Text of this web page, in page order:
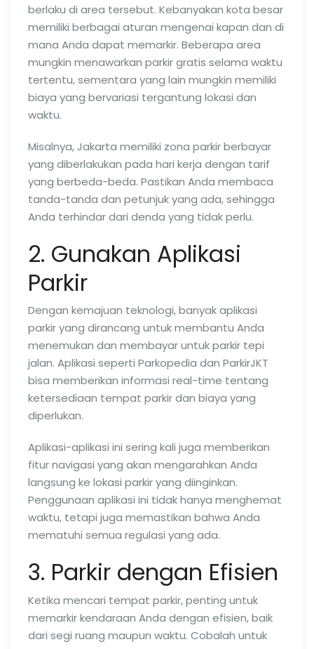
berlaku di area tersebut. Kebanyakan kota besar
memiliki berbagai aturan mengenai kapan dan di
mana Anda dapat memarkir. Beberapa area
mungkin menawarkan parkir gratis selama waktu
tertentu, sementara yang lain mungkin memiliki
biaya yang bervariasi tergantung lokasi dan
waktu.
Misalnya, Jakarta memiliki zona parkir berbayar
yang diberlakukan pada hari kerja dengan tarif
yang berbeda-beda. Pastikan Anda membaca
tanda-tanda dan petunjuk yang ada, sehingga
Anda terhindar dari denda yang tidak perlu.
2. Gunakan Aplikasi
Parkir
Dengan kemajuan teknologi, banyak aplikasi
parkir yang dirancang untuk membantu Anda
menemukan dan membayar untuk parkir tepi
jalan. Aplikasi seperti Parkopedia dan ParkirJKT
bisa memberikan informasi real-time tentang
ketersediaan tempat parkir dan biaya yang
diperlukan.
Aplikasi-aplikasi ini sering kali juga memberikan
fitur navigasi yang akan mengarahkan Anda
langsung ke lokasi parkir yang diinginkan.
Penggunaan aplikasi ini tidak hanya menghemat
waktu, tetapi juga memastikan bahwa Anda
mematuhi semua regulasi yang ada.
3. Parkir dengan Efisien
Ketika mencari tempat parkir, penting untuk
memarkir kendaraan Anda dengan efisien, baik
dari segi ruang maupun waktu. Cobalah untuk